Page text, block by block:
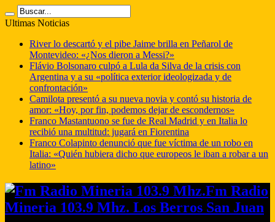
Ultimas Noticias
River lo descartó y el pibe Jaime brilla en Peñarol de
Montevideo: «¿Nos dieron a Messi?»
Flávio Bolsonaro culpó a Lula da Silva de la crisis con
Argentina y a su «política exterior ideologizada y de
confrontación»
Camilota presentó a su nueva novia y contó su historia de
amor: «Hoy, por fin, podemos dejar de escondernos»
Franco Mastantuono se fue de Real Madrid y en Italia lo
recibió una multitud: jugará en Fiorentina
Franco Colapinto denunció que fue víctima de un robo en
Italia: «Quién hubiera dicho que europeos le iban a robar a un
latino»
Fm Radio
Mineria 103.9 Mhz. Los Berros San Juan